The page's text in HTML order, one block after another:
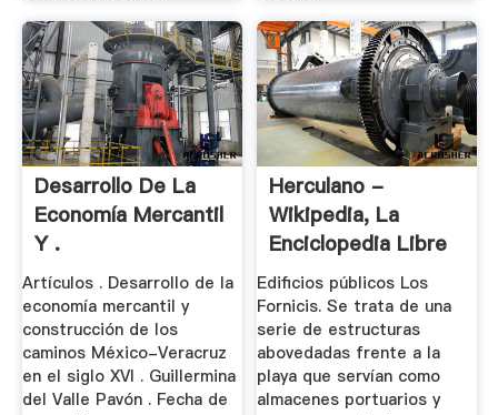
Desarrollo De La
Economía Mercantil
Y .
Artículos . Desarrollo de la
economía mercantil y
construcción de los
caminos México-Veracruz
en el siglo XVI . Guillermina
del Valle Pavón . Fecha de
Herculano -
Wikipedia, La
Enciclopedia Libre
Edificios públicos Los
Fornicis. Se trata de una
serie de estructuras
abovedadas frente a la
playa que servían como
almacenes portuarios y